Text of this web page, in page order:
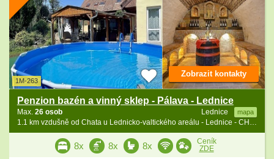
1M-263
Penzion bazén a vinný sklep - Pálava - Lednice
Lednice mapa
Max. 26 osob
1.1 km vzdušně od Chata u Lednicko-valtického areálu - Lednice - CHKO Soutok
Zobrazit kontakty
8x 8x 8x
Ceník
ZDE